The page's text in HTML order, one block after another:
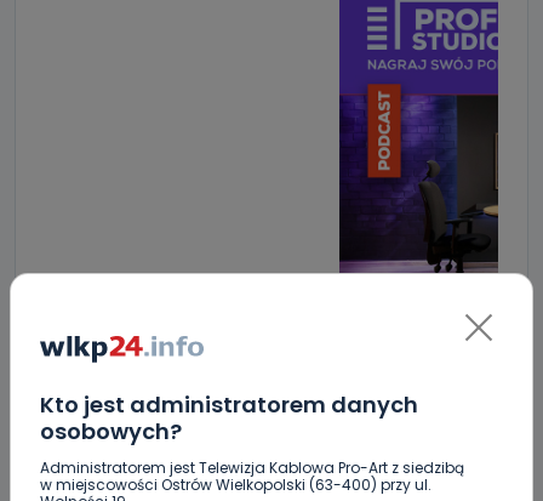
Kto jest administratorem danych
osobowych?
Administratorem jest Telewizja Kablowa Pro-Art z siedzibą
w miejscowości Ostrów Wielkopolski (63-400) przy ul.
ZOBACZ TAKŻE